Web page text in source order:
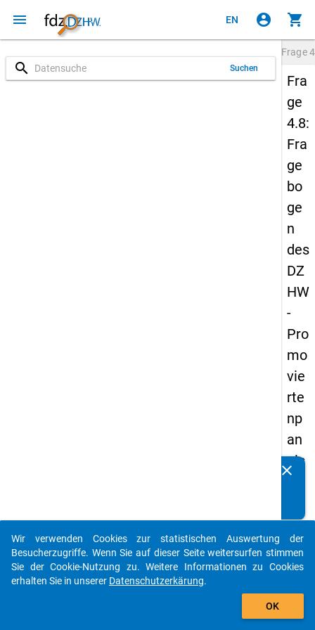
menu EN account_circle shopping_cart
search Suchen
Frage
Fra
ge
4.8:
Fra
ge
bo
ge
n
des
DZ
HW
-
Pro
mo
vie
rte
np
an
els
-
zw
eit
clear
auto_stories
add_shopping_cart
Wir verwenden Cookies zur statistischen Auswertung der
Besucherzugriffe. Wenn Sie auf dieser Seite weitersurfen stimmen
Sie der Cookie-Nutzung zu. Weitere Informationen zu Cookies
erhalten Sie in unserer Datenschutzerkärung.
OK